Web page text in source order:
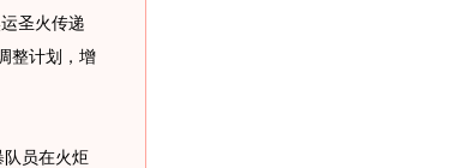
圣火传递
整计划，增
员在火炬